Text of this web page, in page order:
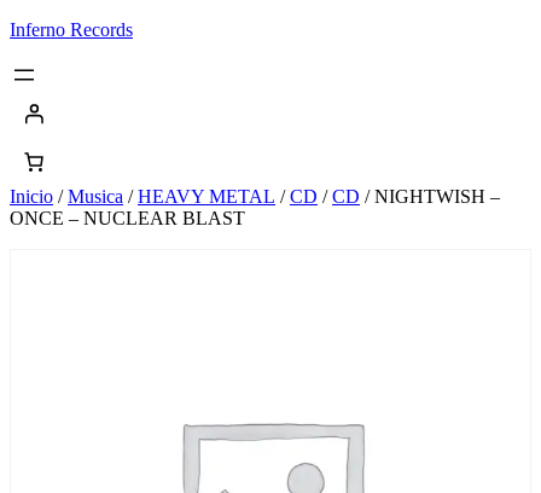
Saltar
contenido
Inferno Records
Inicio /Musica /HEAVY METAL /CD /CD / NIGHTWISH –
ONCE – NUCLEAR BLAST